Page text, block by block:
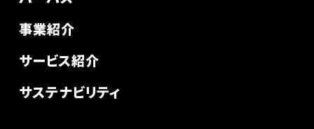
事業紹介
サービス紹介
サステナビリティ